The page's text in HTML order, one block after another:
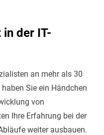
der IT-
an mehr als 30
Sie ein Händchen
von
Ihre Erfahrung bei der
weiter ausbauen.